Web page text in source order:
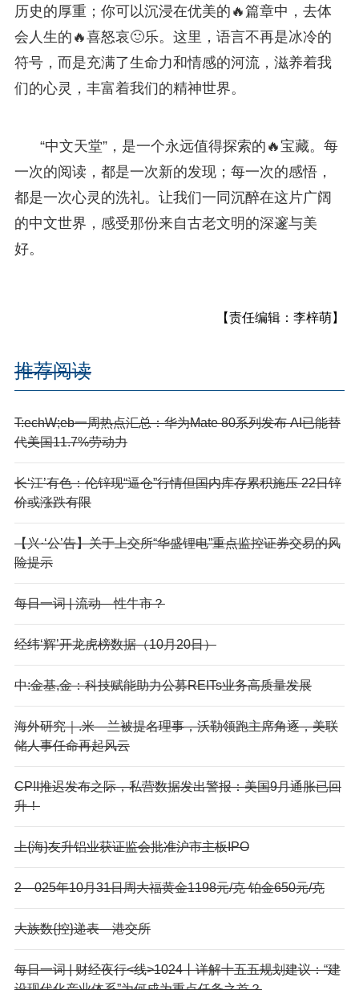
历史的厚重；你可以沉浸在优美的🔥篇章中，去体
会人生的🔥喜怒哀🙂乐。这里，语言不再是冰冷的
符号，而是充满了生命力和情感的河流，滋养着我
们的心灵，丰富着我们的精神世界。
“中文天堂”，是一个永远值得探索的🔥宝藏。每
一次的阅读，都是一次新的发现；每一次的感悟，
都是一次心灵的洗礼。让我们一同沉醉在这片广阔
的中文世界，感受那份来自古老文明的深邃与美
好。
【责任编辑：李梓萌】
推荐阅读
T:echW;eb一周热点汇总：华为Mate 80系列发布 AI已能替
代美国11.7%劳动力
长‘江’有色：伦锌现“逼仓”行情但国内库存累积施压 22日锌
价或涨跌有限
【兴·‘公’告】关于上交所“华盛锂电”重点监控证券交易的风
险提示
每日一词 | 流动—性牛市？
经纬‘辉’开龙虎榜数据（10月20日）
中:金基,金：科技赋能助力公募REITs业务高质量发展
海外研究｜.米—兰被提名理事，沃勒领跑主席角逐，美联
储人事任命再起风云
CP!I推迟发布之际，私营数据发出警报：美国9月通胀已回
升！
上{海}友升铝业获证监会批准沪市主板IPO
2—025年10月31日周大福黄金1198元/克 铂金650元/克
大族数{控}递表—港交所
每日一词 | 财经夜行<线>1024丨详解十五五规划建议：“建